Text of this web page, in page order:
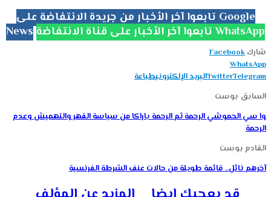
تابعوا آخر الأخبار من جريدة الانتفاضة على Google
News
تابعوا آخر الأخبار على قناة الانتفاضة WhatsApp
شارك Facebook
WhatsApp
TwitterTelegram البريد الإلكترونيطباعة
السابق بوست
وا سي الحموشي الرحمة ثم الرحمة باراكا من سياسة القهر والتهميش وعدم
الرحمة
القادم بوست
آخرهم نائل.. قائمة طويلة من حالات عنف الشرطة الفرنسية